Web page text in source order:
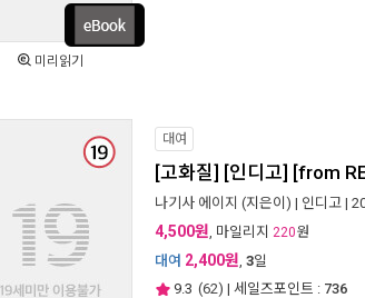
미리읽기
대여
[고화질] [인디고] [from
나기사 에이지 (지은이) | 인디고 |
4,500원, 마일리지 220원
대여 2,400원, 3일
9.3 (62) | 세일즈포인트 : 736